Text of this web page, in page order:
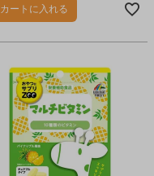
カートに入れる